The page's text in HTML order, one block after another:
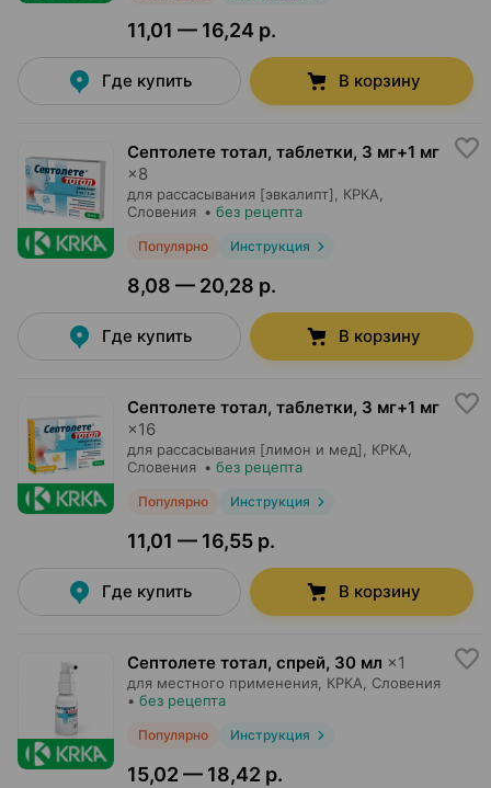
11,01 — 16,24 р.
Где купить В корзину
Септолете тотал, таблетки, 3 мг+1 мг
×8
для рассасывания [эвкалипт], КРКА
Словения • без рецепта
Популярно Инструкция
8,08 — 20,28 р.
Где купить В корзину
Септолете тотал, таблетки, 3 мг+1 мг
×16
для рассасывания [лимон и мед], КРКА
Словения • без рецепта
Популярно Инструкция
11,01 — 16,55 р.
Где купить В корзину
Септолете тотал, спрей, 30 мл ×1
для местного применения, КРКА , Словения
• без рецепта
Популярно Инструкция
15,02 — 18,42 р.